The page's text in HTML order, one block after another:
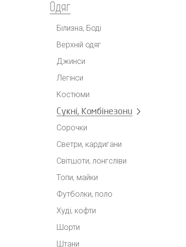
Одяг
Білизна, Боді
Верхній одяг
Джинси
Легінси
Костюми
Сукні, Комбінезони
Сорочки
Светри, кардигани
Світшоти, лонгсліви
Топи, майки
Футболки, поло
Худі, кофти
Шорти
Штани